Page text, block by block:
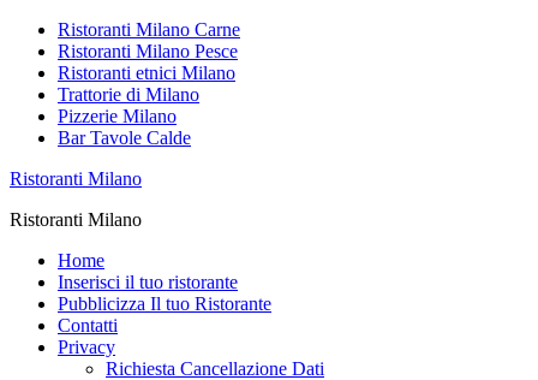
Ristoranti Milano Carne
Ristoranti Milano Pesce
Ristoranti etnici Milano
Trattorie di Milano
Pizzerie Milano
Bar Tavole Calde
Ristoranti Milano
Ristoranti Milano
Home
Inserisci il tuo ristorante
Pubblicizza Il tuo Ristorante
Contatti
Privacy
Richiesta Cancellazione Dati